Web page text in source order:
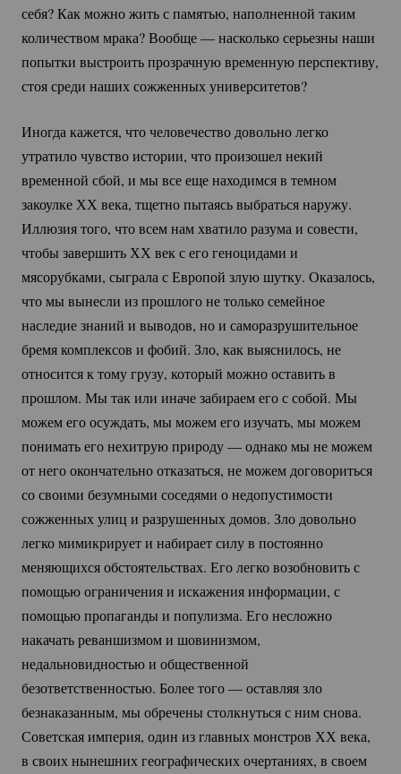
себя? Как можно жить с памятью, наполненной таким
количеством мрака? Вообще — насколько серьезны наши
попытки выстроить прозрачную временную перспективу,
стоя среди наших сожженных университетов?
Иногда кажется, что человечество довольно легко
утратило чувство истории, что произошел некий
временной сбой, и мы все еще находимся в темном
закоулке ХХ века, тщетно пытаясь выбраться наружу.
Иллюзия того, что всем нам хватило разума и совести,
чтобы завершить ХХ век с его геноцидами и
мясорубками, сыграла с Европой злую шутку. Оказалось,
что мы вынесли из прошлого не только семейное
наследие знаний и выводов, но и саморазрушительное
бремя комплексов и фобий. Зло, как выяснилось, не
относится к тому грузу, который можно оставить в
прошлом. Мы так или иначе забираем его с собой. Мы
можем его осуждать, мы можем его изучать, мы можем
понимать его нехитрую природу — однако мы не можем
от него окончательно отказаться, не можем договориться
со своими безумными соседями о недопустимости
сожженных улиц и разрушенных домов. Зло довольно
легко мимикрирует и набирает силу в постоянно
меняющихся обстоятельствах. Его легко возобновить с
помощью ограничения и искажения информации, с
помощью пропаганды и популизма. Его несложно
накачать реваншизмом и шовинизмом,
недальновидностью и общественной
безответственностью. Более того — оставляя зло
безнаказанным, мы обречены столкнуться с ним снова.
Советская империя, один из главных монстров ХХ века,
в своих нынешних географических очертаниях, в своем